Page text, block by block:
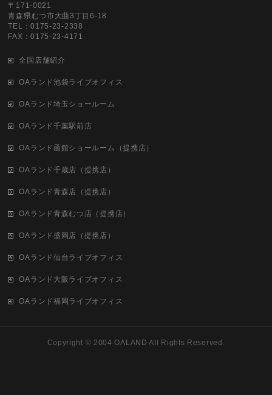
〒171-0021
青森県むつ市大曲3丁目6-18
TEL：0175-23-2338
FAX：0175-23-4171
全国店舗紹介
OAランド池袋ライブオフィス
OAランド埼玉ショールーム
OAランド千葉駅前店
OAランド函館ショールーム（提携店）
OAランド千歳店（提携店）
OAランド青森店（提携店）
OAランド青森むつ店（提携店）
OAランド盛岡店（提携店）
OAランド仙台ライブオフィス
OAランド大阪ライブオフィス
OAランド福岡ライブオフィス
Copyright © 2004 OALAND All Rights Reserved.